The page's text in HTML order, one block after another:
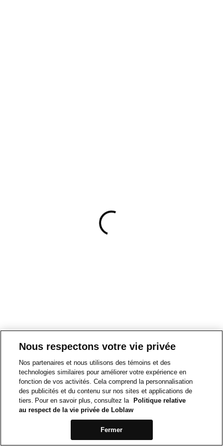
Nous respectons votre vie privée
Nos partenaires et nous utilisons des témoins et des
technologies similaires pour améliorer votre expérience en
fonction de vos activités. Cela comprend la personnalisation
des publicités et du contenu sur nos sites et applications de
tiers. Pour en savoir plus, consultez la
Politique relative
au respect de la vie privée de Loblaw
Fermer